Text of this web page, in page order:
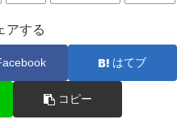
アする
はてブ
コピー